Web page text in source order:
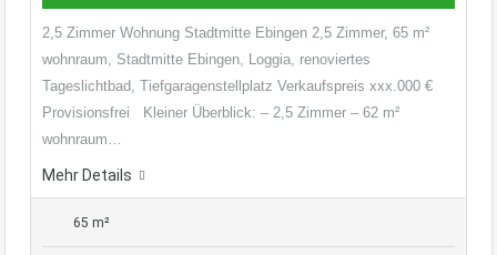
2,5 Zimmer Wohnung Stadtmitte Ebingen 2,5 Zimmer, 65 m²
wohnraum, Stadtmitte Ebingen, Loggia, renoviertes
Tageslichtbad, Tiefgaragenstellplatz Verkaufspreis xxx.000 €
Provisionsfrei Kleiner Überblick: – 2,5 Zimmer – 62 m²
wohnraum…
Mehr Details
65 m²